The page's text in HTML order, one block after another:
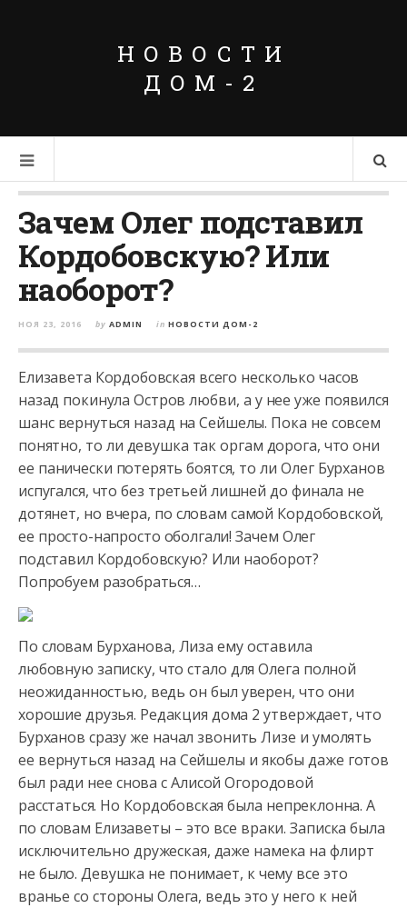
НОВОСТИ
ДОМ-2
Зачем Олег подставил
Кордобовскую? Или
наоборот?
НОЯ 23, 2016 by ADMIN in НОВОСТИ ДОМ-2
Елизавета Кордобовская всего несколько часов
назад покинула Остров любви, а у нее уже появился
шанс вернуться назад на Сейшелы. Пока не совсем
понятно, то ли девушка так оргам дорога, что они
ее панически потерять боятся, то ли Олег Бурханов
испугался, что без третьей лишней до финала не
дотянет, но вчера, по словам самой Кордобовской,
ее просто-напросто оболгали! Зачем Олег
подставил Кордобовскую? Или наоборот?
Попробуем разобраться…
По словам Бурханова, Лиза ему оставила
любовную записку, что стало для Олега полной
неожиданностью, ведь он был уверен, что они
хорошие друзья. Редакция дома 2 утверждает, что
Бурханов сразу же начал звонить Лизе и умолять
ее вернуться назад на Сейшелы и якобы даже готов
был ради нее снова с Алисой Огородовой
расстаться. Но Кордобовская была непреклонна. А
по словам Елизаветы – это все враки. Записка была
исключительно дружеская, даже намека на флирт
не было. Девушка не понимает, к чему все это
вранье со стороны Олега, ведь это у него к ней